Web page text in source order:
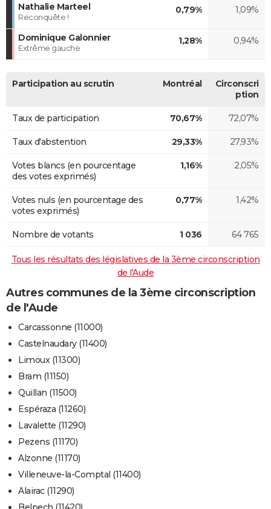
Nathalie Marteel
Reconquête !
0,79% 1,09%
Dominique Galonnier
Extrême gauche
1,28% 0,94%
Participation au scrutin Montréal
Circonscri
ption
Taux de participation 70,67% 72,07%
Taux d'abstention 29,33% 27,93%
Votes blancs (en pourcentage
des votes exprimés)
1,16% 2,05%
Votes nuls (en pourcentage des
votes exprimés)
0,77% 1,42%
Nombre de votants 1 036 64 765
Tous les résultats des législatives de la 3ème circonscription
de l'Aude
Autres communes de la 3ème circonscription
de l'Aude
Carcassonne (11000)
Castelnaudary (11400)
Limoux (11300)
Bram (11150)
Quillan (11500)
Espéraza (11260)
Lavalette (11290)
Pezens (11170)
Alzonne (11170)
Villeneuve-la-Comptal (11400)
Alairac (11290)